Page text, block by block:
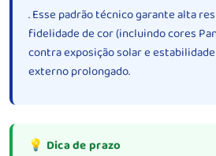
. Esse padrão técnico garante alta
fidelidade de cor (incluindo cores
contra exposição solar e
externo prolongado.
💡 Dica de prazo